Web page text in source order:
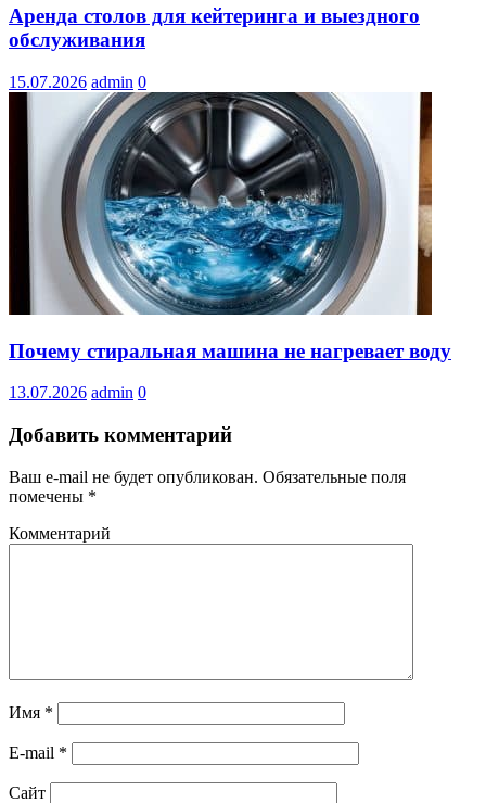
Аренда столов для кейтеринга и выездного
обслуживания
15.07.2026 admin 0
Почему стиральная машина не нагревает воду
13.07.2026 admin 0
Добавить комментарий
Ваш e-mail не будет опубликован. Обязательные поля
помечены *
Комментарий
Имя *
E-mail *
Сайт